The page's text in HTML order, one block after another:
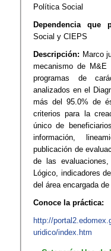
Política Social
Dependencia que
Social y CIEPS
Descripción: Marco
mecanismo de
programas de
analizados en el
más del 95.0% de
criterios para la
único de
información,
publicación de
de las
Lógico, indicadores
del área encargada
Conoce la práctica:
http://
uridico/index.htm